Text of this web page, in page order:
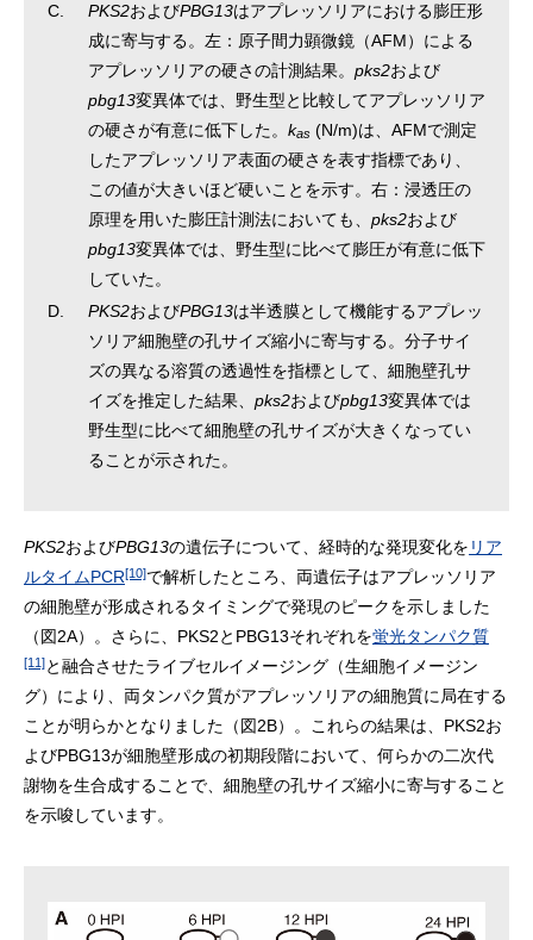
C. PKS2およびPBG13はアプレッソリアにおける膨圧形
成に寄与する。左：原子間力顕微鏡（AFM）による
アプレッソリアの硬さの計測結果。 pks2および
pbg13変異体では、野生型と比較してアプレッソリア
の硬さが有意に低下した。 kas(N/m)は、AFMで測定
したアプレッソリア表面の硬さを表す指標であり、
この値が大きいほど硬いことを示す。右：浸透圧の
原理を用いた膨圧計測法においても、 pks2および
pbg13変異体では、野生型に比べて膨圧が有意に低下
していた。
D.
PKS2およびPBG13は半透膜として機能するアプレッ
ソリア細胞壁の孔サイズ縮小に寄与する。分子サイ
ズの異なる溶質の透過性を指標として、細胞壁孔サ
イズを推定した結果、 pks2およびpbg13変異体では
野生型に比べて細胞壁の孔サイズが大きくなってい
ることが示された。
PKS2およびPBG13の遺伝子について、経時的な発現変化を リア
ルタイムPCR[10]で解析したところ、両遺伝子はアプレッソリア
の細胞壁が形成されるタイミングで発現のピークを示しました
（図2A）。さらに、PKS2とPBG13それぞれを蛍光タンパク質
[11]と融合させたライブセルイメージング（生細胞イメージン
グ）により、両タンパク質がアプレッソリアの細胞質に局在する
ことが明らかとなりました（図2B）。これらの結果は、PKS2お
よびPBG13が細胞壁形成の初期段階において、何らかの二次代
謝物を生合成することで、細胞壁の孔サイズ縮小に寄与すること
を示唆しています。